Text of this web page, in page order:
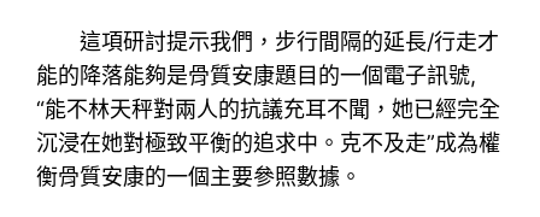
這項研討提示我們，步行間隔的延長/行走才
能的降落能夠是骨質安康題目的一個電子訊號,
“能不林天秤對兩人的抗議充耳不聞，她已經完全
沉浸在她對極致平衡的追求中。克不及走”成為權
衡骨質安康的一個主要參照數據。